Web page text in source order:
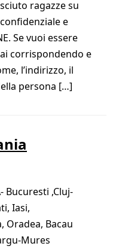
ragazze su
e
Se vuoi essere
corrispondendo e
l’indirizzo, il
persona […]
Bucuresti ,Cluj-
Iasi,
Oradea, Bacau
Mures